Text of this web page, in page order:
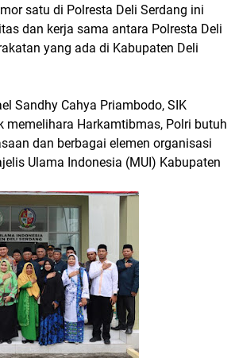
satu di Polresta Deli Serdang ini
dan kerja sama antara Polresta Deli
yang ada di Kabupaten Deli
Sandhy Cahya Priambodo, SIK
memelihara Harkamtibmas, Polri butuh
dan berbagai elemen organisasi
Ulama Indonesia (MUI) Kabupaten